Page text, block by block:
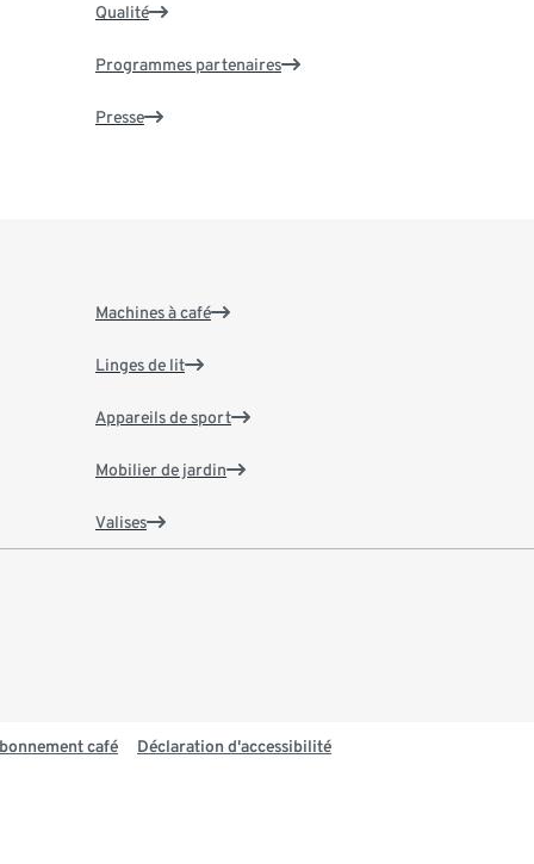
Qualité
Programmes partenaires
Presse
Machines à café
Linges de lit
Appareils de sport
Mobilier de jardin
Valises
café Déclaration d'accessibilité